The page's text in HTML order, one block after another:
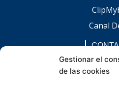
Gestionar el
de las cookies
Canal
Presentes en